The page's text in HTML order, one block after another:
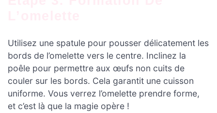
Utilisez une spatule pour pousser délicatement les
bords de l’omelette vers le centre. Inclinez la
poêle pour permettre aux œufs non cuits de
couler sur les bords. Cela garantit une cuisson
uniforme. Vous verrez l’omelette prendre forme,
et c’est là que la magie opère !